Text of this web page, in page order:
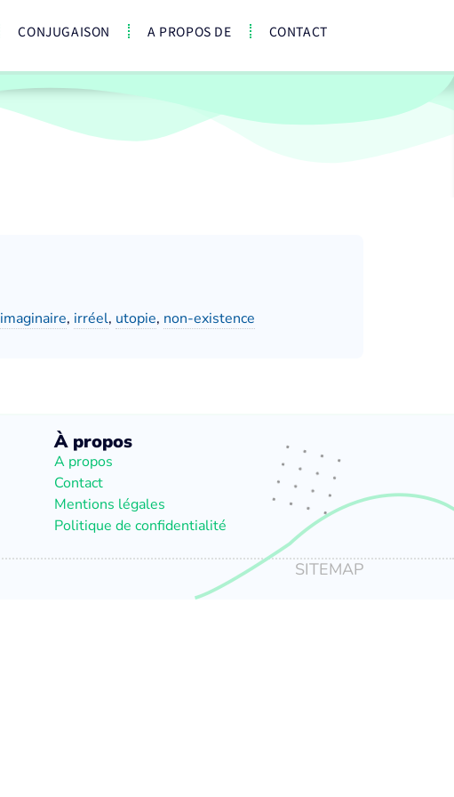
CONJUGAISON A PROPOS DE CONTACT
imaginaire, irréel, utopie, non-existence
À propos
A propos
Contact
Mentions légales
Politique de confidentialité
SITEMAP